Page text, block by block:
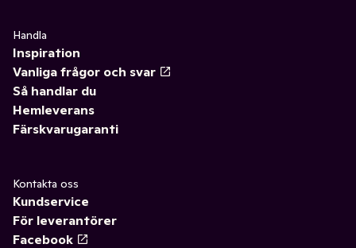
Handla
Inspiration
Vanliga frågor och svar
Så handlar du
Hemleverans
Färskvarugaranti
Kontakta oss
Kundservice
För leverantörer
Facebook